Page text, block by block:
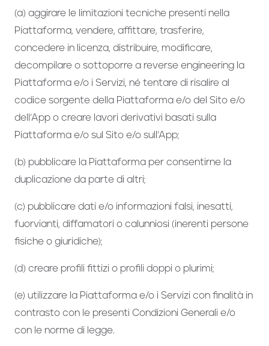
(a) aggirare le limitazioni tecniche presenti nella
Piattaforma, vendere, affittare, trasferire,
concedere in licenza, distribuire, modificare,
decompilare o sottoporre a reverse engineering la
Piattaforma e/o i Servizi, né tentare di risalire al
codice sorgente della Piattaforma e/o del Sito e/o
dell’App o creare lavori derivativi basati sulla
Piattaforma e/o sul Sito e/o sull’App;
(b) pubblicare la Piattaforma per consentirne la
duplicazione da parte di altri;
(c) pubblicare dati e/o informazioni falsi, inesatti,
fuorvianti, diffamatori o calunniosi (inerenti persone
fisiche o giuridiche);
(d) creare profili fittizi o profili doppi o plurimi;
(e) utilizzare la Piattaforma e/o i Servizi con finalità in
contrasto con le presenti Condizioni Generali e/o
con le norme di legge.